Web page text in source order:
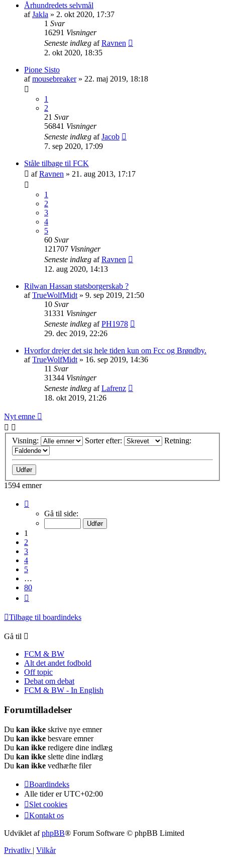
Århundredets selvmål
afJakla » 2. okt 2020, 17:37
1 Svar
16291 Visninger
Seneste indlæg afRavnen
2. okt 2020, 18:35
Pione Sisto
afmousebreaker» 22. maj 2019, 18:18
1
2
21 Svar
56841 Visninger
Seneste indlæg afJacob
7. sep 2020, 17:09
Ståle tilbage til FCK
afRavnen » 21. aug 2013, 17:17
1
2
3
4
5
60 Svar
121707 Visninger
Seneste indlæg afRavnen
12. aug 2020, 14:13
Rilwan Hassan statsborgerskab ?
afTrueWolfMidt » 9. sep 2019, 21:50
10 Svar
31331 Visninger
Seneste indlæg afPH1978
29. dec 2019, 22:26
Hvorfor drejer det sig hele tiden kun om Fcc og Brøndby.
afTrueWolfMidt » 16. sep 2019, 14:36
11 Svar
31344 Visninger
Seneste indlæg afLafrenz
18. okt 2019, 21:26
Nyt emne
Visning: Sorter efter: Retning:
1594 emner
Gå til side:
1
2
3
4
5
…
80
Tilbage til boardindeks
Gå til
FCM & BW
Alt det andet fodbold
Off topic
Debat om debat
FCM & BW - In English
Forumtilladelser
Du kan ikke skrive nye emner
Du kan ikke besvare emner
Du kan ikke redigere dine indlæg
Du kan ikke slette dine indlæg
Du kan ikke vedhæfte filer
Boardindeks
Alle tider erUTC+02:00
Slet cookies
Kontakt os
Udviklet afphpBB® Forum Software © phpBB Limited
Privatliv | Vilkår